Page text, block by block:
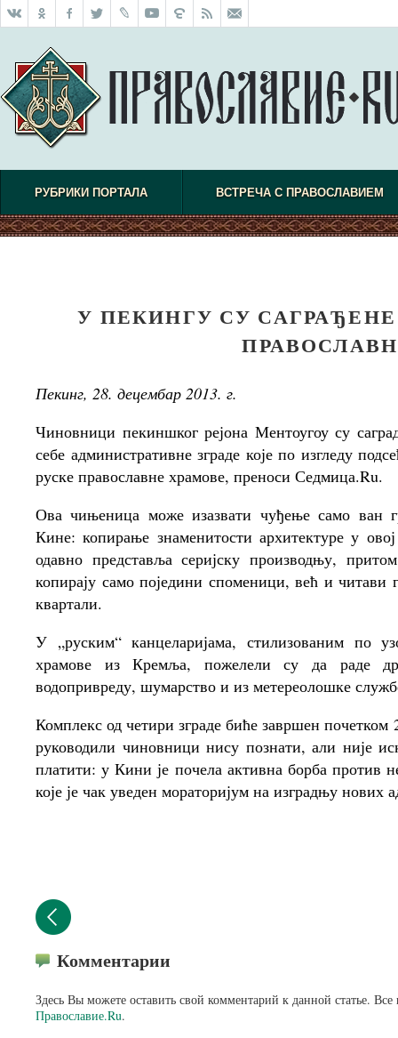
РУБРИКИ ПОРТАЛА ВСТРЕЧА С ПРАВОСЛАВИЕМ
У ПЕКИНГУ СУ
Пекинг, 28. децембар 2013. г.
Чиновници пекиншког рејона Ментоугоу су
себе административне зграде које по изгледу
руске православне храмове, преноси Седмица.Ru.
Ова чињеница може изазвати чуђење само ван
Кине: копирање знаменитости архитектуре у
одавно представља серијску производњу,
копирају само поједини споменици, већ и читави
квартали.
У „руским“ канцеларијама, стилизованим по
храмове из Кремља, пожелели су да раде
водопривреду, шумарство и из метереолошке
Комплекс од четири зграде биће завршен
руководили чиновници нису познати, али није
платити: у Кини је почела активна борба против
које је чак уведен мораторијум на изградњу
Комментарии
Здесь Вы можете оставить свой комментарий к данной статье.
Православие.Ru.